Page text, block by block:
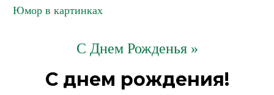
Юмор в картинках
С Днем Рожденья »
С днем рождения!